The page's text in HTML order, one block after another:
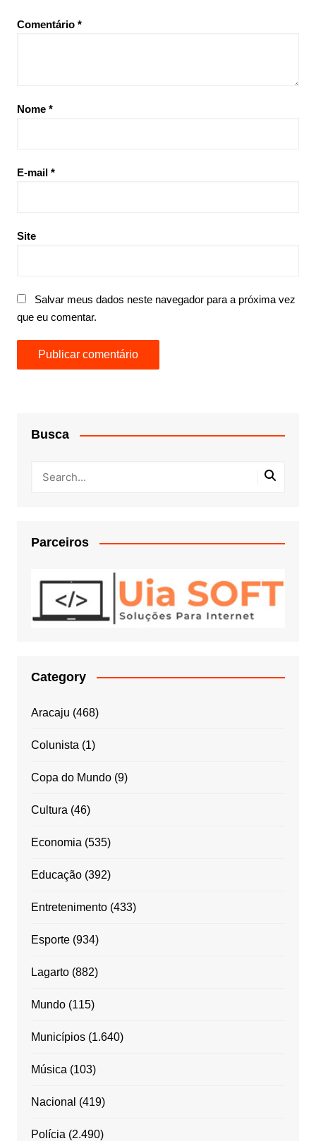
Comentário *
Nome *
E-mail *
Site
Salvar meus dados neste navegador para a próxima vez
que eu comentar.
Busca
Parceiros
Category
Aracaju (468)
Colunista (1)
Copa do Mundo(9)
Cultura (46)
Economia (535)
Educação(392)
Entretenimento(433)
Esporte(934)
Lagarto(882)
Mundo(115)
Municípios(1.640)
Música (103)
Nacional (419)
Polícia (2.490)